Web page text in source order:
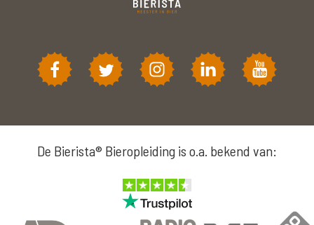
De Bierista® Bieropleiding is o.a. bekend van: